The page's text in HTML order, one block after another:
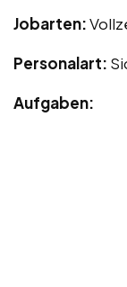
Jobarten:
Personalart:
Aufgaben: